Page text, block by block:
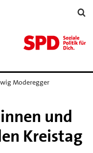
Moderegger
und
Kreistag